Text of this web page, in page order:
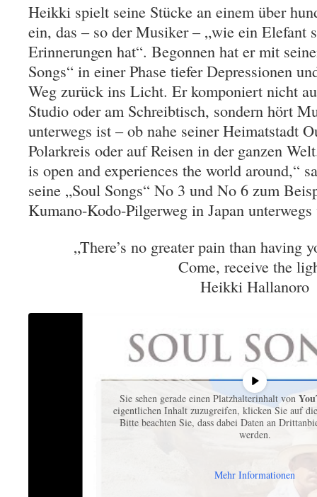
Heikki spielt seine Stücke an einem über
ein, das – so der Musiker – „wie ein Elefant
Erinnerungen hat“. Begonnen hat er mit
Songs“ in einer Phase tiefer Depressionen
Weg zurück ins Licht. Er komponiert nicht
Studio oder am Schreibtisch, sondern hört
unterwegs ist – ob nahe seiner Heimatstadt
Polarkreis oder auf Reisen in der ganzen
is open and experiences the world around,“
seine „Soul Songs“ No 3 und No 6 zum
Kumano-Kodo-Pilgerweg in Japan unterwegs
„There’s no greater pain than having
Come, receive the
Heikki Hallanoro
Sie sehen gerade einen Platzhalterinhalt von
eigentlichen Inhalt zuzugreifen, klicken Sie auf
Bitte beachten Sie, dass dabei Daten an
werden.
Mehr Informationen